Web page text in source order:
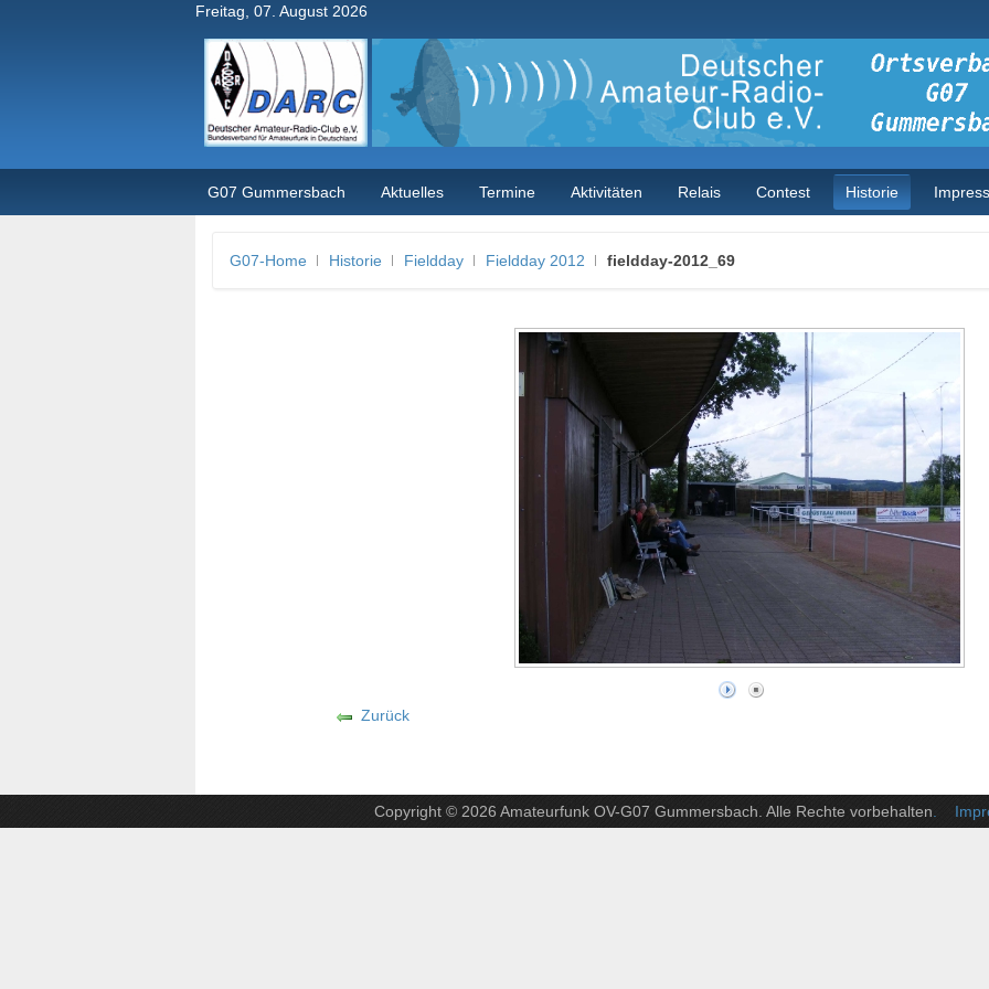
Freitag, 07. August 2026
G07 Gummersbach Aktuelles Termine Aktivitäten Relais Contest Historie
G07-Home Historie Fieldday Fieldday 2012 fieldday-2012_69
Zurück
Copyright © 2026 Amateurfunk OV-G07 Gummersbach. Alle Rechte vorbehalten .